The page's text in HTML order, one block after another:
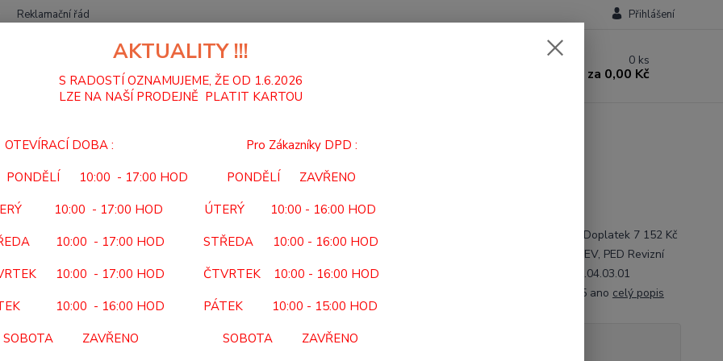
Reklamační řád Přihlášení
0 ks
za 0,00 Kč
DO SPRCHY POJÍZDNÝ 808
808
Kód pojišťovny 5019454 Pojišťovna hradí 3 248 Kč Doplatek 7 152 Kč
Předepisuje PRL, REH, NEU, ORT, ORP, GER, INT, REV, PED Revizní
lékař ano Užitná doba 10 let Úhradová skupina 07.04.03.01
Zdravotnický prostředek třídy I MDR (EU) 2017/745 ano celý popis
Dostupnost
AKTUALITY !!!
S RADOSTÍ OZNAMUJEME, ŽE OD 1.6.2026
LZE NA NAŠÍ PRODEJNĚ PLATIT KARTOU
OTEVÍRACÍ DOBA : Pro Zákazníky DPD :
PONDĚLÍ 10:00 - 17:00 HOD PONDĚLÍ ZAVŘENO
10:00 - 17:00 HOD ÚTERÝ 10:00 - 16:00 HOD
10:00 - 17:00 HOD STŘEDA 10:00 - 16:00 HOD
10:00 - 17:00 HOD ČTVRTEK 10:00 - 16:00 HOD
10:00 - 16:00 HOD PÁTEK 10:00 - 15:00 HOD
SOBOTA ZAVŘENO SOBOTA ZAVŘENO